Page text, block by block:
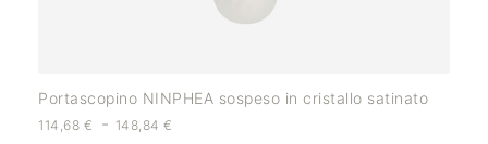
Portascopino NINPHEA sospeso in cristallo satinato
114,68 € - 148,84€